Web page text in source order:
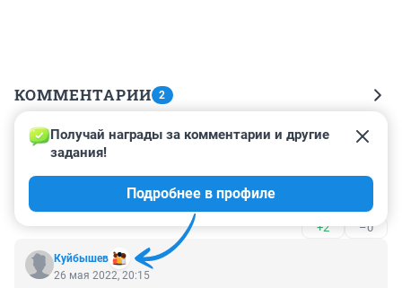
КОММЕНТАРИИ 2
Гость
26 мая 2022, 20:32
Осипов не озвучил зачем эта "спецоперация", кому
она понадобилась?
+2 –0
Куйбышев
Получай награды за комментарии и другие
задания!
Подробнее в профиле
26 мая 2022, 20:15